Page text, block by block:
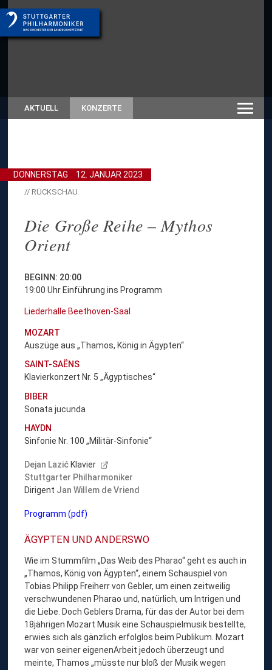
AKTUELL KONZERTE
DONNERSTAG 12. JANUAR 2023
// RÜCKSCHAU
Die Große Reihe – Mythos
Orient
BEGINN: 20:00
19:00 Uhr Einführung ins Programm
Liederhalle Beethoven-Saal
MOZART
Auszüge aus „Thamos, König in Ägypten“
SAINT-SAËNS
Klavierkonzert Nr. 5 „Ägyptisches“
BIBER
Sonata jucunda
HAYDN
Sinfonie Nr. 100 „Militär-Sinfonie“
Dejan Lazić Klavier
Stuttgarter Philharmoniker
Dirigent Jan Willem de Vriend
Programm (pdf)
ÄGYPTEN UND ANDERSWO
Wie im Stummfilm „Das Weib des Pharao“ geht es auch in
„Thamos, König von Ägypten“, einem Schauspiel von
Tobias Philipp Freiherr von Gebler, um einen zeitweilig
verschwundenen Pharao und, natürlich, um Intrigen und
die Liebe. Doch Geblers Drama, für das der Autor bei dem
18jährigen Mozart Musik eine Schauspielmusik bestellte,
erwies sich als gänzlich erfolglos beim Publikum. Mozart
war von seiner eigenenArbeit jedoch überzeugt und
meinte, Thamos „müsste nur bloß der Musik wegen